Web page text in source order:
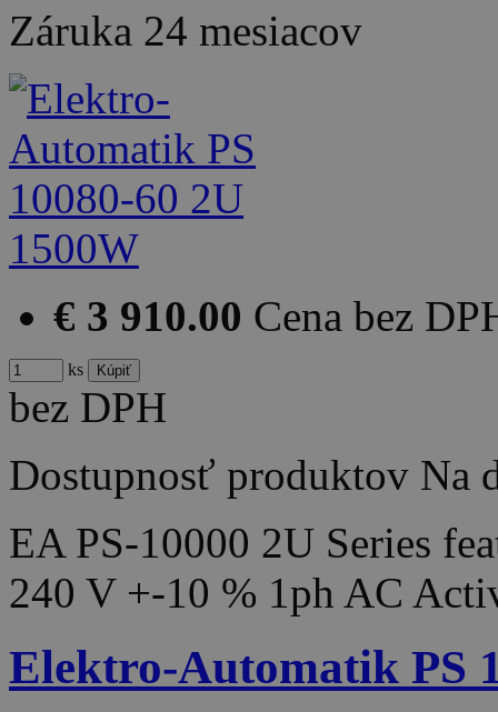
Záruka 24 mesiacov
€ 3 910.00 Cena bez
ks
bez DPH
Dostupnosť produktov Na
EA PS-10000 2U Series
240 V +-10 % 1ph AC
Elektro-Automatik PS